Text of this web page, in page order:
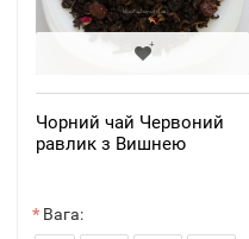
Чорний чай Червоний
равлик з Вишнею
Вага: